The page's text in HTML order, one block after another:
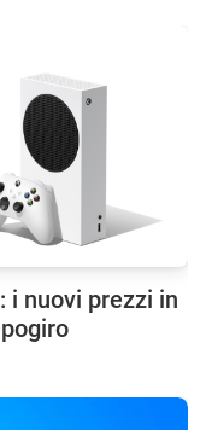
i nuovi prezzi in